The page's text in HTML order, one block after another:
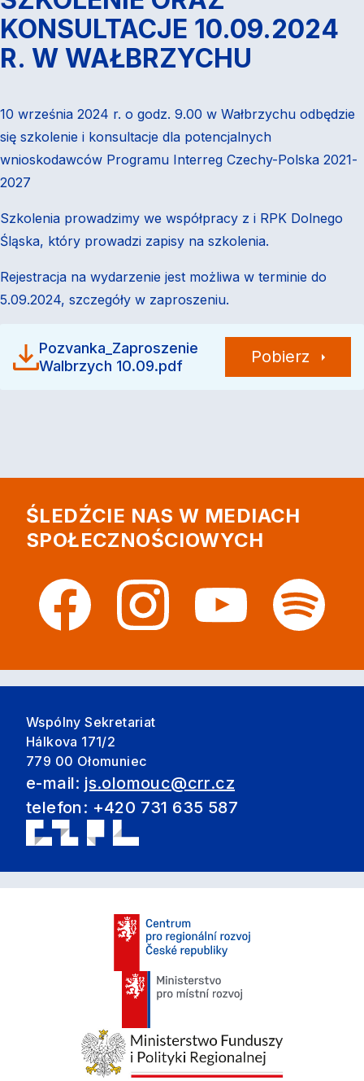
KONSULTACJE 10.09.2024
R. W WAŁBRZYCHU
10 września 2024 r. o godz. 9.00 w Wałbrzychu odbędzie
się szkolenie i konsultacje dla potencjalnych
wnioskodawców Programu Interreg Czechy-Polska 2021-
2027
Szkolenia prowadzimy we współpracy z i RPK Dolnego
Śląska, który prowadzi zapisy na szkolenia.
Rejestracja na wydarzenie jest możliwa w terminie do
5.09.2024, szczegóły w zaproszeniu.
Pozvanka_Zaproszenie
Walbrzych 10.09.pdf
Pobierz
ŚLEDŹCIE NAS W MEDIACH
SPOŁECZNOŚCIOWYCH
Wspólny Sekretariat
Hálkova 171/2
779 00 Ołomuniec
e-mail: js.olomouc@crr.cz
telefon: +420 731 635 587